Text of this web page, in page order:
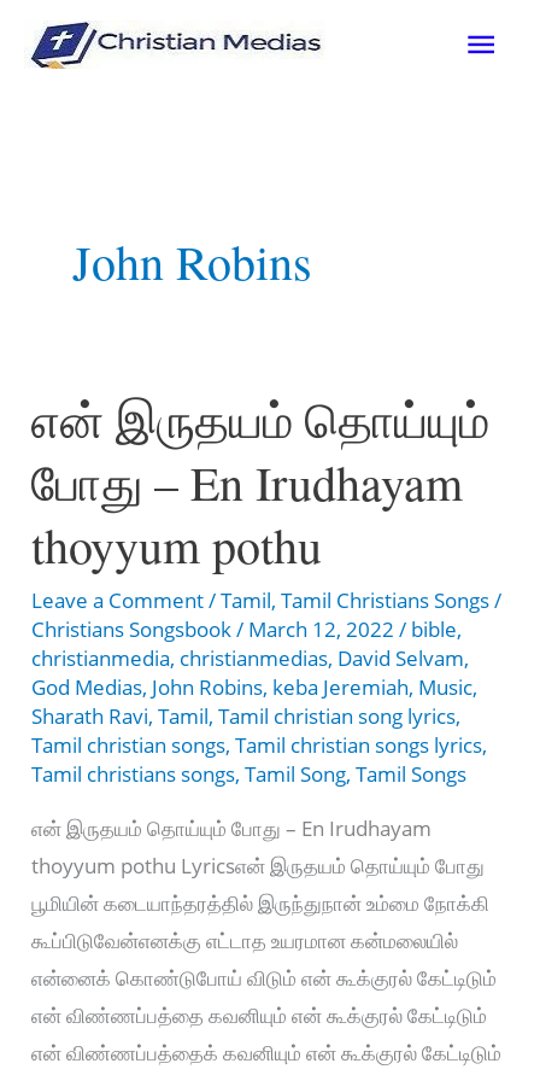
John Robins
என் இருதயம் தொய்யும்
போது – En Irudhayam
thoyyum pothu
Leave a Comment/Tamil,Tamil Christians Songs/
Christians Songsbook/ March 12, 2022/ bible,
christianmedia, christianmedias, David Selvam,
God Medias, John Robins, keba Jeremiah, Music,
Sharath Ravi,Tamil,Tamil christian song lyrics,
Tamil christian songs,Tamil christian songs lyrics,
Tamil christians songs,Tamil Song,Tamil Songs
என் இருதயம் தொய்யும் போது – En Irudhayam
thoyyum pothu Lyricsஎன் இருதயம் தொய்யும் போது
பூமியின் கடையாந்தரத்தில் இருந்துநான் உம்மை நோக்கி
கூப்பிடுவேன்எனக்கு எட்டாத உயரமான கன்மலையில்
என்னைக் கொண்டுபோய் விடும் என் கூக்குரல் கேட்டிடும்
என் விண்ணப்பத்தை கவனியும் என் கூக்குரல் கேட்டிடும்
என் விண்ணப்பத்தைக் கவனியும் என் கூக்குரல் கேட்டிடும்